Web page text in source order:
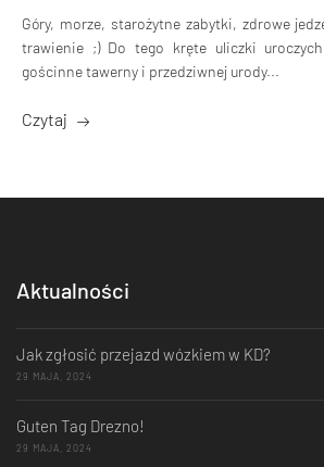
Góry, morze, starożytne zabytki, zdrowe
trawienie ;) Do tego kręte uliczki
gościnne tawerny i przedziwnej urody...
Czytaj
Aktualności
Jak zgłosić przejazd wózkiem w KD?
29 MAJA, 2024
Guten Tag Drezno!
29 MAJA, 2024